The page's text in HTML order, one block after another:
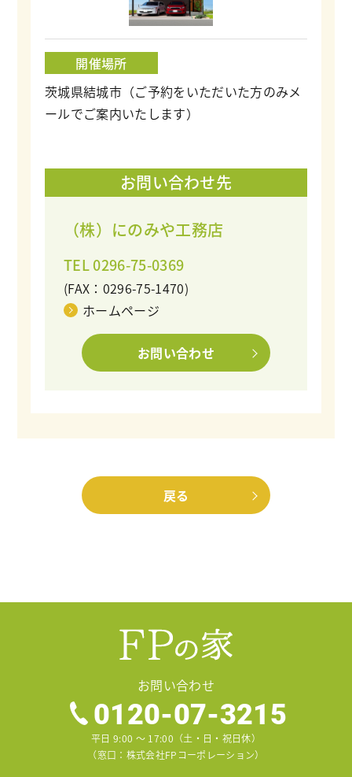
開催場所
茨城県結城市（ご予約をいただいた方のみメ
ールでご案内いたします）
お問い合わせ先
（株）にのみや工務店
TEL 0296-75-0369
(FAX：0296-75-1470)
ホームページ
お問い合わせ
戻る
お問い合わせ
0120-07-3215
平日 9:00 〜 17:00（土・日・祝日休）
（窓口：株式会社FPコーポレーション）